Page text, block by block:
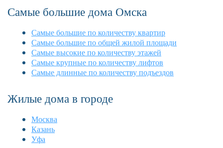
Самые большие дома Омска
Самые большие по количеству квартир
Самые большие по общей жилой площади
Самые высокие по количеству этажей
Самые крупные по количеству лифтов
Самые длинные по количеству подъездов
Жилые дома в городе
Москва
Казань
Уфа